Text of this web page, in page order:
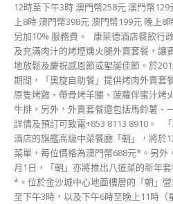
12時至下午3時 澳門幣258元 澳門幣
上8時 澳門幣398元 澳門幣199元 晚上
另加10% 服務費。 康萊德酒店餐飲行
及充滿肉汁的烤煙燻火腿外賣套餐，讓
地放鬆及慶祝感恩節或聖誕佳節。於
期間，「奧旋自助餐」提供烤肉外賣套
原隻烤雞、帶骨烤羊腿、菠蘿伴蜜汁烤
牛排。另外，外賣套餐還包括馬鈴薯、
詳情及預訂可致電+853 8113 8910。
酒店的旗艦高級中菜餐廳「朝」，將於
菜單，每位價格為澳門幣688元*。另外
月1日，「朝」亦將推出八道菜的新年
*。位於金沙城中心地面樓層的「朝」
至下午3時，以及下午6時至晚上11時（